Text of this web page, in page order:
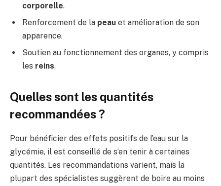
corporelle.
Renforcement de la peau et amélioration de son
apparence.
Soutien au fonctionnement des organes, y compris
les reins.
Quelles sont les quantités
recommandées ?
Pour bénéficier des effets positifs de l’eau sur la
glycémie, il est conseillé de s’en tenir à certaines
quantités. Les recommandations varient, mais la
plupart des spécialistes suggèrent de boire au moins